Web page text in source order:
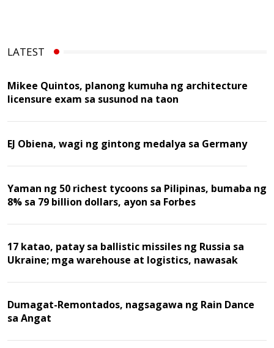
LATEST
Mikee Quintos, planong kumuha ng architecture
licensure exam sa susunod na taon
EJ Obiena, wagi ng gintong medalya sa Germany
Yaman ng 50 richest tycoons sa Pilipinas, bumaba ng
8% sa 79 billion dollars, ayon sa Forbes
17 katao, patay sa ballistic missiles ng Russia sa
Ukraine; mga warehouse at logistics, nawasak
Dumagat-Remontados, nagsagawa ng Rain Dance
sa Angat